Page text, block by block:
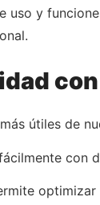
uso y
útiles de
con